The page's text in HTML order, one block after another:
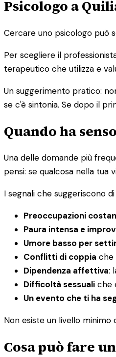
Psicologo a
Cercare uno psicologo può
Per scegliere il
terapeutico che utilizza e
Un suggerimento pratico:
se c'è sintonia. Se dopo il
Quando ha
Una delle domande più
pensi: se qualcosa nella
I segnali che suggeriscono
Preoccupazioni
Paura intensa e
Umore basso per
Conflitti di coppia che
Dipendenza affettiva:
Difficoltà sessuali che
Un evento che ti ha
Non esiste un livello minimo
Cosa può fare